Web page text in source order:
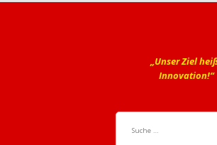
„Unser Ziel
Innovation!“